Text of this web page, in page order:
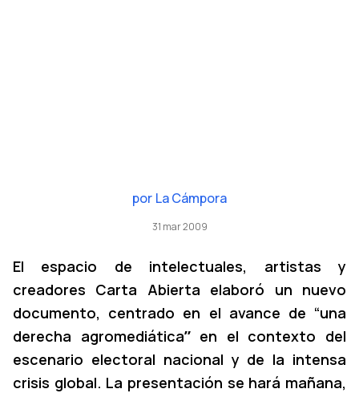
por La Cámpora
31 mar 2009
El espacio de intelectuales, artistas y
creadores Carta Abierta elaboró un nuevo
documento, centrado en el avance de “una
derecha agromediáticaˮ en el contexto del
escenario electoral nacional y de la intensa
crisis global. La presentación se hará mañana,